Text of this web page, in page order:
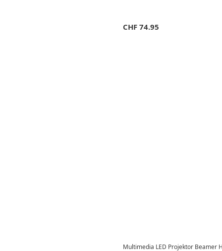
CHF 74.95
Multimedia LED Projektor Beamer